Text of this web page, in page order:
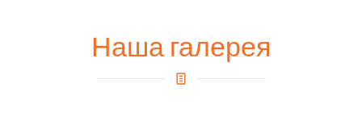
Наша галерея